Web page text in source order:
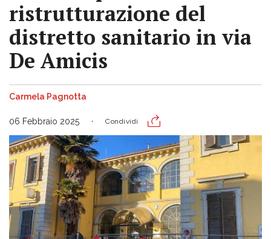
ristrutturazione del
distretto sanitario in via
De Amicis
Carmela Pagnotta
06 Febbraio 2025 Condividi